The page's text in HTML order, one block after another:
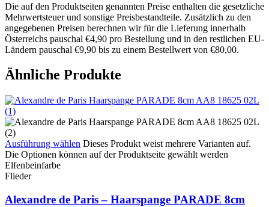
Die auf den Produktseiten genannten Preise enthalten die gesetzliche
Mehrwertsteuer und sonstige Preisbestandteile. Zusätzlich zu den
angegebenen Preisen berechnen wir für die Lieferung innerhalb
Österreichs pauschal €4,90 pro Bestellung und in den restlichen EU-
Ländern pauschal €9,90 bis zu einem Bestellwert von €80,00.
Ähnliche Produkte
Ausführung wählen Dieses Produkt weist mehrere Varianten auf.
Die Optionen können auf der Produktseite gewählt werden
Elfenbeinfarbe
Flieder
Alexandre de Paris – Haarspange PARADE 8cm